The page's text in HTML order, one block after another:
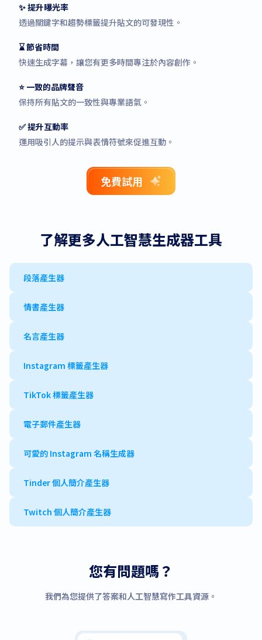
✨ 提升曝光率
透過關鍵字和趨勢標籤提升貼文的可發現性。
⌛ 節省時間
快速生成字幕，讓您有更多時間專注於內容創作。
⭐ 一致的品牌聲音
保持所有貼文的一致性與專業語氣。
✅ 提升互動率
運用吸引人的提示與表情符號來促進互動。
免費試用
了解更多人工智慧生成器工具
段落產生器
情書產生器
名言產生器
Instagram 標籤產生器
TikTok 標籤產生器
電子郵件產生器
可愛的 Instagram 名稱生成器
Tinder 個人簡介產生器
Twitch 個人簡介產生器
您有問題嗎？
我們為您提供了答案和人工智慧寫作工具資源。